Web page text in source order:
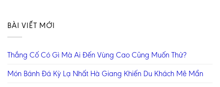
BÀI VIẾT MỚI
Thắng Cố Có Gì Mà Ai Đến Vùng Cao Cũng Muốn Thử?
Món Bánh Đá Kỳ Lạ Nhất Hà Giang Khiến Du Khách Mê Mẩn